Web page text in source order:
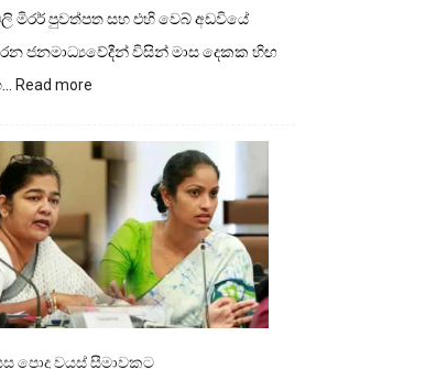
මිරර් පුවත්පත සහ එහි වෙබ් අඩවියේ
ජනමාධ්‍යවේදීන් විසින් මාස දෙකක හිඟ
Read more
ගෙවනතුරු
ඩේලි
මිරර්
පුවත්
සේවය
නවතී.
පොදු වයස් සීමාවකට